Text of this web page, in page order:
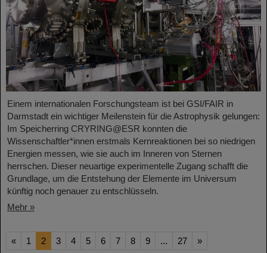
Einem internationalen Forschungsteam ist bei GSI/FAIR in
Darmstadt ein wichtiger Meilenstein für die Astrophysik gelungen:
Im Speicherring CRYRING@ESR konnten die
Wissenschaftler*innen erstmals Kernreaktionen bei so niedrigen
Energien messen, wie sie auch im Inneren von Sternen
herrschen. Dieser neuartige experimentelle Zugang schafft die
Grundlage, um die Entstehung der Elemente im Universum
künftig noch genauer zu entschlüsseln.
Mehr »
« 1 2 3 4 5 6 7 8 9 ... 27 »